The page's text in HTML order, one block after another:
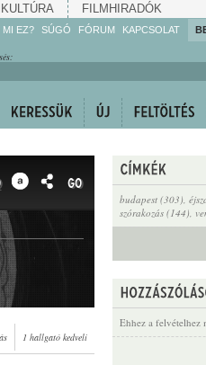
FILMHIRADÓK
MI EZ? SÚGÓ
Gyarapítsa!
FÓRUM KAPCSOLAT
budapest (303),
szórakozás (144),
Ehhez a felvételhez
GO
1 hallgató kedveli